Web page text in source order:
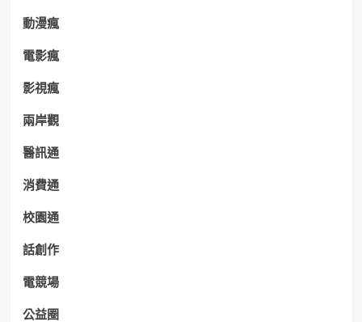
動漫瘋
電影瘋
影視瘋
兩岸觀
醫訊通
消費通
校園通
話創作
電競場
公益圈